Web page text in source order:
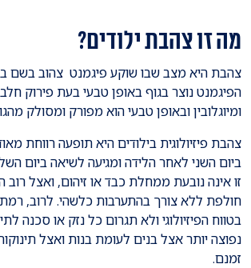
מה זו צהבת ילודים?
צהבת היא מצב שבו שוקע פיגמנט צהוב בשם
הפיגמנט נוצר בגוף באופן טבעי בעת פירוק
ומיוגלובין ובאופן טבעי הוא מפורק ומסולק
צהבת פיזיולוגית בילודים היא תופעה רווחת
ביום השני לאחר הלידה ומגיעה לשיאה ביום
זו אינה נובעת ממחלת כבד או זיהום, ואצל רוב
חולפת ללא צורך בהתערבות כלשהי. לרוב, רמת
בטווח הפיזיולוגי ולא תגרום כל נזק או סכנה
נפוצה יותר אצל בנים לעומת בנות ואצל
זמנם.